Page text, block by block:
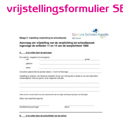
vrijstellingsformulier